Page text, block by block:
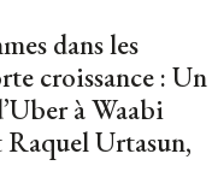
dans les
croissance : Un
à Waabi
Urtasun,